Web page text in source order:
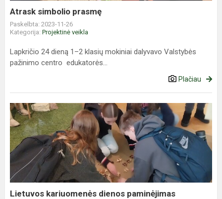
Atrask simbolio prasmę
Paskelbta: 2023-11-26
Kategorija: Projektinė veikla
Lapkričio 24 dieną 1–2 klasių mokiniai dalyvavo Valstybės
pažinimo centro edukatorės...
Plačiau
Lietuvos
kariuomenės
dienos
paminėjimas
Lietuvos kariuomenės dienos paminėjimas